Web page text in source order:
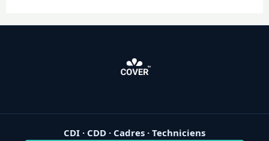
CDI · CDD · Cadres · Techniciens